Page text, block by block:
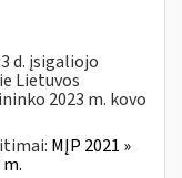
d. įsigaliojo
Lietuvos
2023 m. kovo
MĮP 2021 »